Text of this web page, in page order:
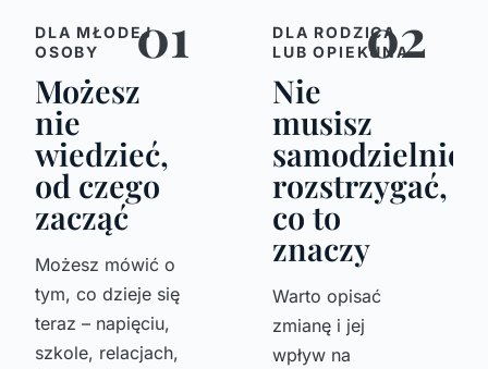
01
DLA MŁODEJ
OSOBY
Możesz
nie
wiedzieć,
od czego
zacząć
Możesz mówić o
tym, co dzieje się
teraz – napięciu,
szkole, relacjach,
02
DLA RODZICA
LUB OPIEKUNA
Nie
musisz
samodzielnie
rozstrzygać,
co to
znaczy
Warto opisać
zmianę i jej
wpływ na